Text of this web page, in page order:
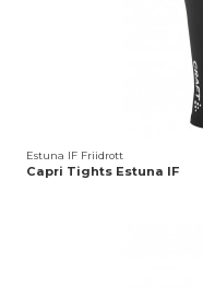
Estuna IF Friidrott
Capri Tights Estuna IF